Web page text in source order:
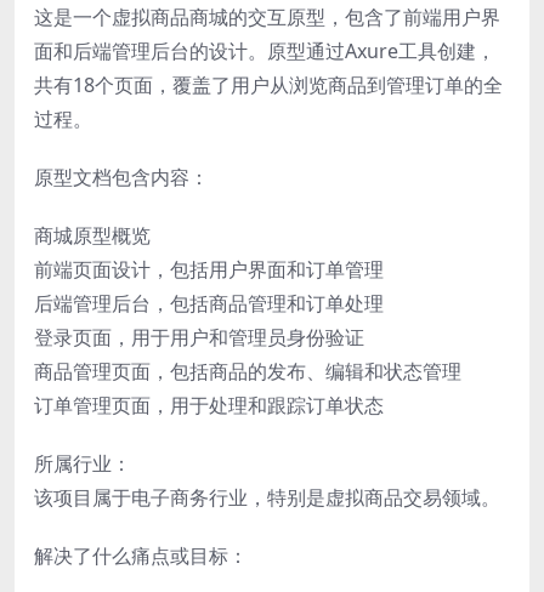
这是一个虚拟商品商城的交互原型，包含了前端用户界
面和后端管理后台的设计。原型通过Axure工具创建，
共有18个页面，覆盖了用户从浏览商品到管理订单的全
过程。
原型文档包含内容：
商城原型概览
前端页面设计，包括用户界面和订单管理
后端管理后台，包括商品管理和订单处理
登录页面，用于用户和管理员身份验证
商品管理页面，包括商品的发布、编辑和状态管理
订单管理页面，用于处理和跟踪订单状态
所属行业：
该项目属于电子商务行业，特别是虚拟商品交易领域。
解决了什么痛点或目标：